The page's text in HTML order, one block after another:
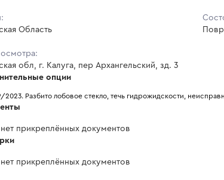
Область
обл, г. Калуга, пер Архангельский, зд. 3
опции
2023. Разбито лобовое стекло, течь гидрожидскости,
прикреплённых документов
прикреплённых документов